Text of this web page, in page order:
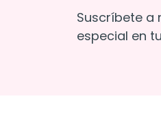
Suscríbete a
especial en